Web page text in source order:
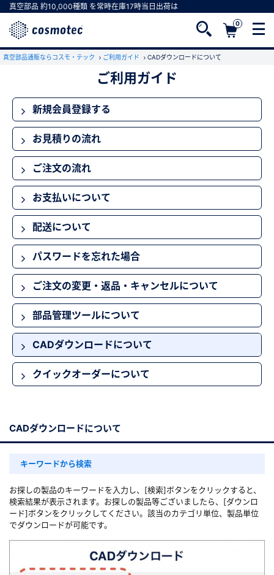
真空部品 約10,000種類 を常時在庫17時当日出荷は
0
会員登録がお済みでない方
会員登録をすれば、便利な機能がご利用いただけ
新規会員登録（無料）
会員の方はこちら
い
真空部品通販ならコスモ・テック ご利用ガイド CADダウンロードについて
CADダウンロードについて
キーワードから検索
お探しの製品のキーワードを入力し、[検索]ボタンをクリックすると、
検索結果が表示されます。お探しの製品等ございましたら、[ダウンロ
ード]ボタンをクリックしてください。該当のカテゴリ単位、製品単位
でダウンロードが可能です。
ご利用ガイド
新規会員登録する
お見積りの流れ
ご注文の流れ
お支払いについて
配送について
パスワードを忘れた場合
ご注文の変更・返品・キャンセルについて
部品管理ツールについて
CADダウンロードについて
クイックオーダーについて